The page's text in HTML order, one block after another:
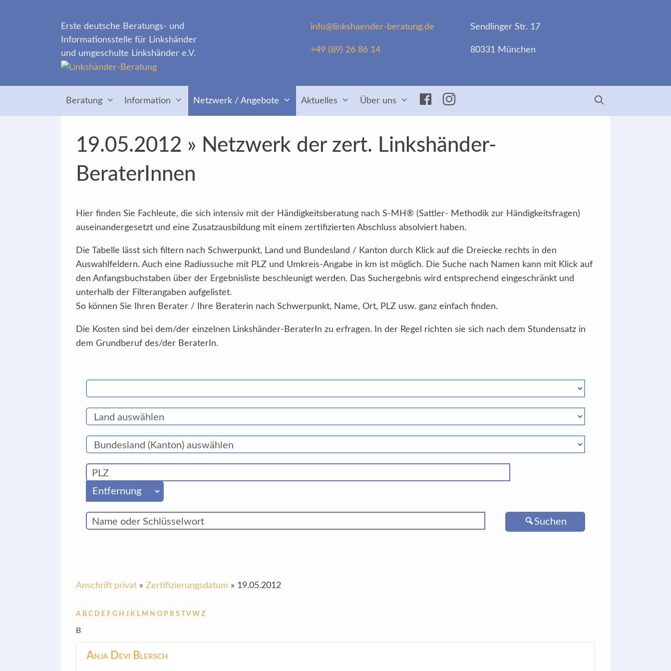
info@linkshaender-beratung.de
+49 (89) 26 86 14
Sendlinger Str. 17
80331 München
Erste deutsche Beratungs- und
Informationsstelle für Linkshänder
und umgeschulte Linkshänder e.V.
Beratung Information Netzwerk / Angebote Aktuelles Über uns Facebook
Insta
19.05.2012 » Netzwerk der zert. Linkshänder-
BeraterInnen
Hier finden Sie Fachleute, die sich intensiv mit der Händigkeitsberatung nach S-MH® (Sattler- Methodik zur Händigkeitsfragen)
auseinandergesetzt und eine Zusatzausbildung mit einem zertifizierten Abschluss absolviert haben.
Die Tabelle lässt sich filtern nach Schwerpunkt, Land und Bundesland / Kanton durch Klick auf die Dreiecke rechts in den
Auswahlfeldern. Auch eine Radiussuche mit PLZ und Umkreis-Angabe in km ist möglich. Die Suche nach Namen kann mit Klick auf
den Anfangsbuchstaben über der Ergebnisliste beschleunigt werden. Das Suchergebnis wird entsprechend eingeschränkt und
unterhalb der Filterangaben aufgelistet.
So können Sie Ihren Berater / Ihre Beraterin nach Schwerpunkt, Name, Ort, PLZ usw. ganz einfach finden.
Die Kosten sind bei dem/der einzelnen Linkshänder-BeraterIn zu erfragen. In der Regel richten sie sich nach dem Stundensatz in
dem Grundberuf des/der BeraterIn.
Suchen
Anschrift privat » Zertifizierungsdatum » 19.05.2012
A B C D E F G H J K L M N O P R S V W Z
B
Anja Devi Blersch